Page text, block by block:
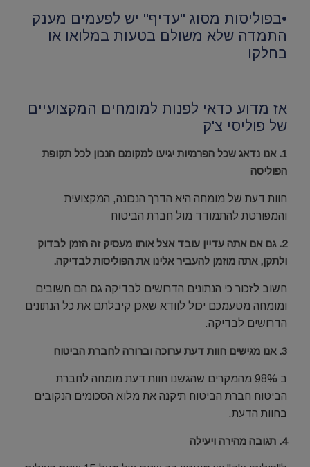
•בפוליסות מסוג "עדיף" יש לפעמים מענק
התמדה שלא משולם בטעות במלואו או
בחלקו
אז מדוע כדאי לפנות למומחים המקצועיים
של פוליסי צ'ק
1. אנו נדאג שכל הפרמיות יגיעו למקומם הנכון לכל תקופת
הפוליסה
חוות דעת של מומחה היא הדרך הנכונה, המקצועית
והמפורטת להתמודד מול חברת הביטוח
2. גם אם אתה עדיין עובד אצל אותו מעסיק זה הזמן לבדוק
ולתקן, אתה מוזמן להעביר אלינו את הפוליסות לבדיקה.
חשוב לזכור כי הנתונים הדרושים לבדיקה גם הם חשובים
ומומחה מטעמכם יכול לוודא שאכן קיבלתם את כל הנתונים
הדרושים לבדיקה.
3. אנו מגישים חוות דעת ערוכה וברורה לחברת הביטוח
ב 98% מהמקרים שהגשנו חוות דעת מומחה לחברת
הביטוח חברת הביטוח תיקנה את מלוא הסכומים הנקובים
בחוות הדעת.
4. תגובה מהירה ויעילה